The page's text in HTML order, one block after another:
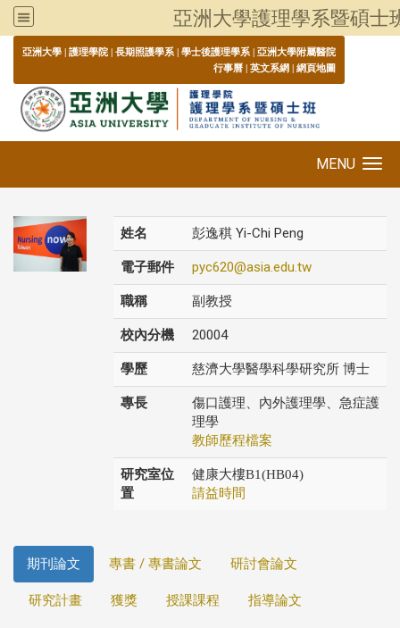
亞洲大學護理學系暨碩士
亞洲大學 | 護理學院 | 長期照護學系 | 學士後護理學系 | 亞洲大學附屬醫院
行事曆 | 英文系網 | 網頁地圖
MENU
姓名 彭逸稘 Yi-Chi Peng
電子郵件 pyc620@asia.edu.tw
職稱 副教授
校內分機 20004
學歷 慈濟大學醫學科學研究所 博士
專長
傷口護理、內外護理學、急症護
理學
教師歷程檔案
研究室位
置
健康大樓B1(HB04)
請益時間
期刊論文 專書 / 專書論文 研討會論文
研究計畫 獲獎 授課課程 指導論文